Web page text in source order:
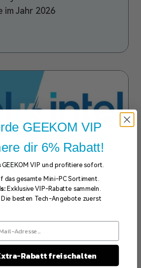
im Jahr 2026
9 vs. i9: Welcher ist der
GEEKOM VIP
dir 6% Rabatt!
GEEKOM VIP und profitiere sofort.
das gesamte Mini-PC Sortiment.
Exklusive VIP-Rabatte sammeln.
besten Tech-Angebote zuerst
Rabatt freischalten